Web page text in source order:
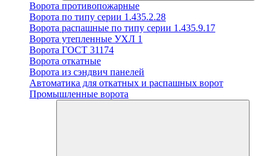
Ворота противопожарные
Ворота по типу серии 1.435.2.28
Ворота распашные по типу серии 1.435.9.17
Ворота утепленные УХЛ 1
Ворота ГОСТ 31174
Ворота откатные
Ворота из сэндвич панелей
Автоматика для откатных и распашных ворот
Промышленные ворота